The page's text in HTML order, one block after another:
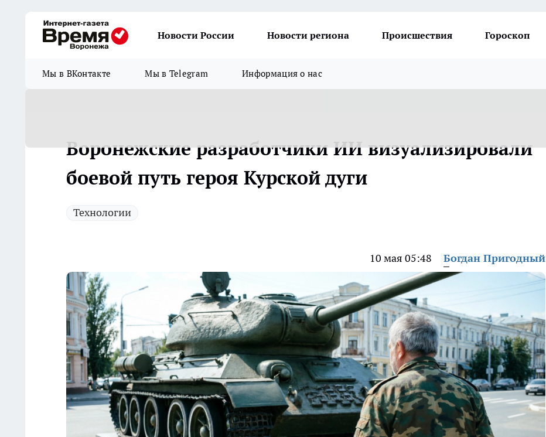
Новости России Новости региона Происшествия Гороскоп
Мы в ВКонтакте Мы в Telegram Информация о нас
Воронежские разработчики ИИ визуализировали
боевой путь героя Курской дуги
Технологии
10 мая 05:48 Богдан Пригодный